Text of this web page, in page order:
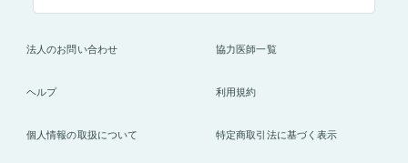
法人のお問い合わせ 協力医師一覧
ヘルプ 利用規約
個人情報の取扱について 特定商取引法に基づく表示